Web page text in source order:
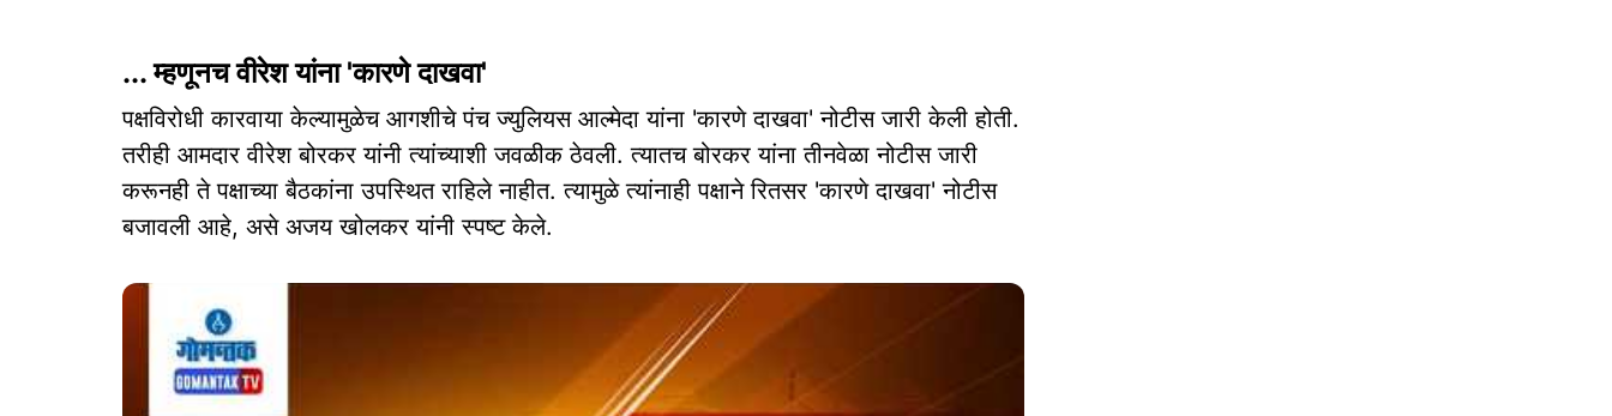
... म्हणूनच वीरेश यांना 'कारणे दाखवा'
पक्षविरोधी कारवाया केल्यामुळेच आगशीचे पंच ज्युलियस आल्मेदा यांना 'कारणे दाखवा' नोटीस जारी केली होती.
तरीही आमदार वीरेश बोरकर यांनी त्यांच्याशी जवळीक ठेवली. त्यातच बोरकर यांना तीनवेळा नोटीस जारी
करूनही ते पक्षाच्या बैठकांना उपस्थित राहिले नाहीत. त्यामुळे त्यांनाही पक्षाने रितसर 'कारणे दाखवा' नोटीस
बजावली आहे, असे अजय खोलकर यांनी स्पष्ट केले.